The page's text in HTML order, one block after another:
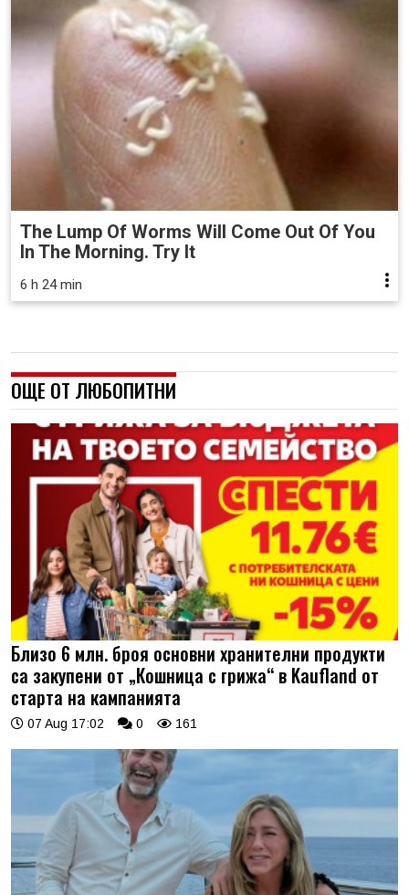
The Lump Of Worms Will Come Out Of You
In The Morning. Try It
6 h 24 min
ОЩЕ ОТ ЛЮБОПИТНИ
Близо 6 млн. броя основни хранителни продукти
са закупени от „Кошница с грижа“ в Kaufland от
старта на кампанията
07 Aug 17:02 0 161